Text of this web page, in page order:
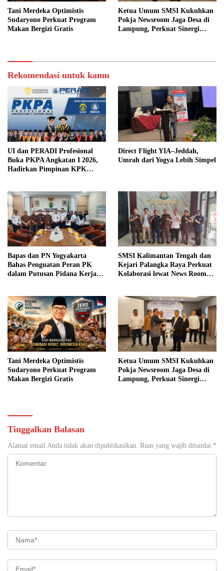
Tani Merdeka Optimistis
Sudaryono Perkuat Program
Makan Bergizi Gratis
Ketua Umum SMSI Kukuhkan
Pokja Newsroom Jaga Desa di
Lampung, Perkuat Sinergi
Rekomendasi untuk kamu
UI dan PERADI Profesional
Buka PKPA Angkatan I 2026,
Hadirkan Pimpinan KPK
Direct Flight YIA–Jeddah,
Umrah dari Yogya Lebih Simpel
Bapas dan PN Yogyakarta
Bahas Penguatan Peran PK
dalam Putusan Pidana Kerja
SMSI Kalimantan Tengah dan
Kejari Palangka Raya Perkuat
Kolaborasi lewat News Room
Tani Merdeka Optimistis
Sudaryono Perkuat Program
Makan Bergizi Gratis
Ketua Umum SMSI Kukuhkan
Pokja Newsroom Jaga Desa di
Lampung, Perkuat Sinergi
Tinggalkan Balasan
Alamat email Anda tidak akan dipublikasikan. Ruas yang wajib ditandai *